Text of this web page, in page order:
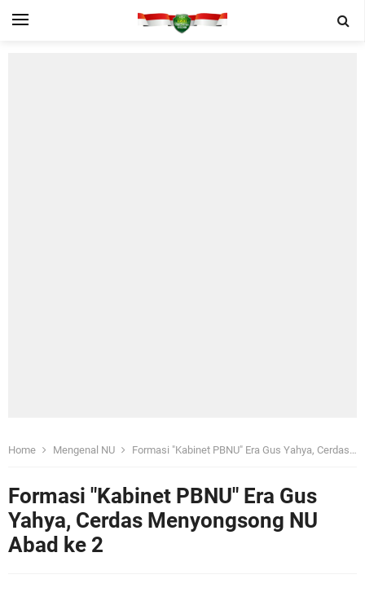
Home Mengenal NU Formasi "Kabinet PBNU" Era Gus Yahya, Cerdas Menyongsong NU Abad ke 2
Formasi "Kabinet PBNU" Era Gus
Yahya, Cerdas Menyongsong NU
Abad ke 2